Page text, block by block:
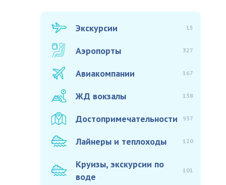
Экскурсии 15
Аэропорты 327
Авиакомпании 167
ЖД вокзалы 138
Достопримечательности 937
Лайнеры и теплоходы 120
Круизы, экскурсии по
воде
101